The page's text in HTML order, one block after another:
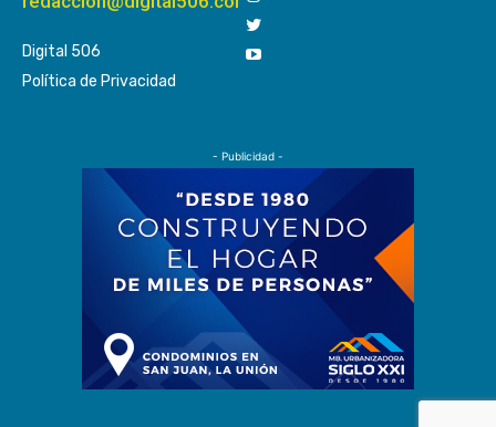
Digital 506
Política de Privacidad
- Publicidad -